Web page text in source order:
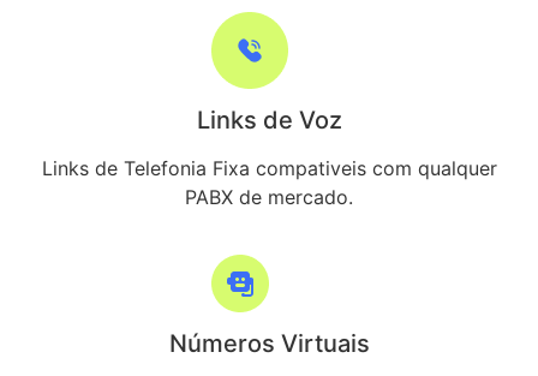
Links de Voz
Links de Telefonia Fixa compativeis com qualquer
PABX de mercado.
Números Virtuais